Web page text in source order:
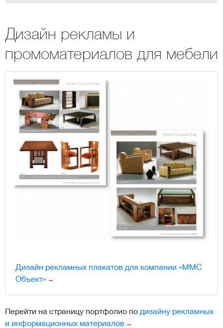
Дизайн рекламы и
промоматериалов для мебели
Дизайн рекламных плакатов для компании «ММС
Объект»
Перейти на страницу портфолио по дизайну рекламных
и информационных материалов